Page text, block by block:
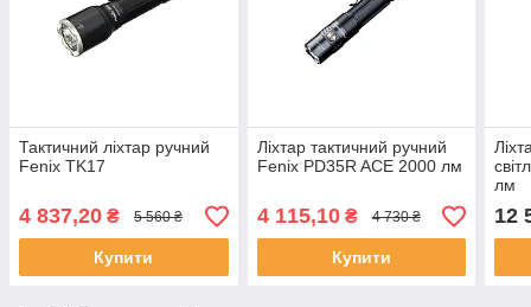
Тактичний ліхтар ручний
Fenix TK17
4 837,20 ₴ 5 560 ₴
Купити
Ліхтар тактичний ручний
Fenix PD35R ACE 2000 лм
4 115,10₴ 4 730 ₴
Купити
лм
12